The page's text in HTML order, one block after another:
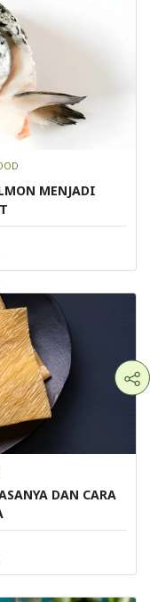
MENJADI
DAN CARA